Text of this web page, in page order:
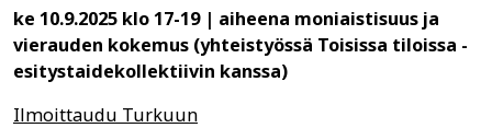
ke 10.9.2025 klo 17-19 | aiheena moniaistisuus ja
vierauden kokemus (yhteistyössä Toisissa tiloissa -
esitystaidekollektiivin kanssa)
Ilmoittaudu Turkuun